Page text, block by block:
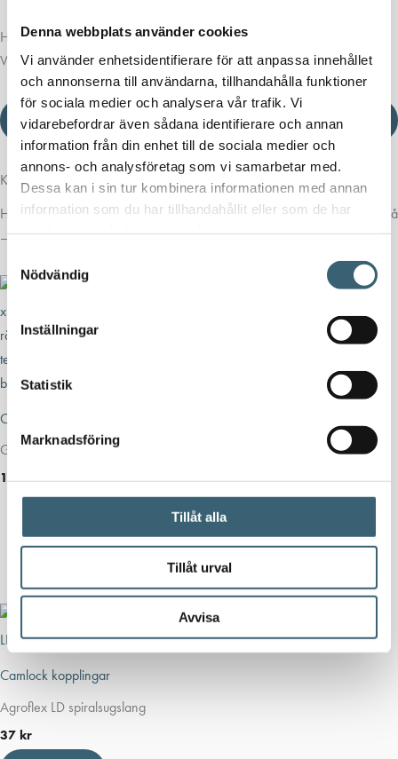
Denna webbplats använder cookies
Vi använder enhetsidentifierare för att anpassa innehållet
och annonserna till användarna, tillhandahålla funktioner
för sociala medier och analysera vår trafik. Vi
vidarebefordrar även sådana identifierare och annan
information från din enhet till de sociala medier och
annons- och analysföretag som vi samarbetar med.
Dessa kan i sin tur kombinera informationen med annan
information som du har tillhandahållit eller som de har
Nödvändig
Inställningar
Statistik
Marknadsföring
Tillåt alla
Tillåt urval
Avvisa
Har du frågor om den här eller någon av våra andra produkter?
Vänligen kontaktaoss!
Ladda ner produktblad
Komplettera med rätt tillval
Här har vi samlat produkter som ofta passar bra ihop med det du tittar på
– för en mer komplett lösning.
Camlock kopplingar
Gängtejp vit 12mm x 12m
11kr 10kr
Camlock kopplingar
Agroflex LD spiralsugslang
37 kr